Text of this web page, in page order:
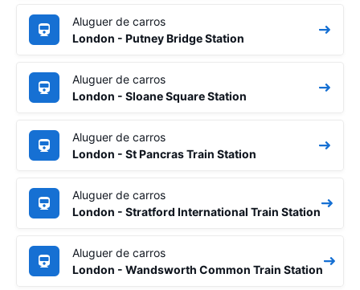
Aluguer de carros
London - Putney Bridge Station
Aluguer de carros
London - Sloane Square Station
Aluguer de carros
London - St Pancras Train Station
Aluguer de carros
London - Stratford International Train Station
Aluguer de carros
London - Wandsworth Common Train Station